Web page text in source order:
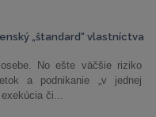
„štandard“ vlastníctva
No ešte väčšie riziko
a podnikanie „v jednej
či...